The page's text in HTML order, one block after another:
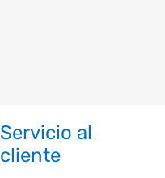
Servicio al
cliente